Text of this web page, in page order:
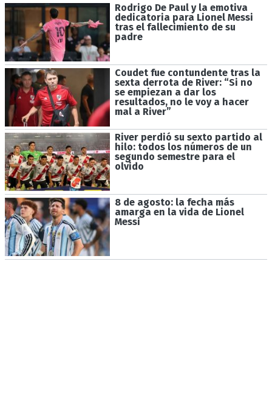
Rodrigo De Paul y la emotiva
dedicatoria para Lionel Messi
tras el fallecimiento de su
padre
Coudet fue contundente tras la
sexta derrota de River: “Si no
se empiezan a dar los
resultados, no le voy a hacer
mal a River”
River perdió su sexto partido al
hilo: todos los números de un
segundo semestre para el
olvido
8 de agosto: la fecha más
amarga en la vida de Lionel
Messi